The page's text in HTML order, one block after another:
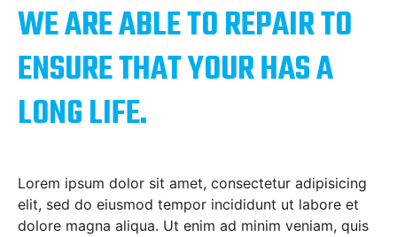
WE ARE ABLE TO REPAIR TO
ENSURE THAT YOUR HAS A
LONG LIFE.
Lorem ipsum dolor sit amet, consectetur adipisicing
elit, sed do eiusmod tempor incididunt ut labore et
dolore magna aliqua. Ut enim ad minim veniam, quis